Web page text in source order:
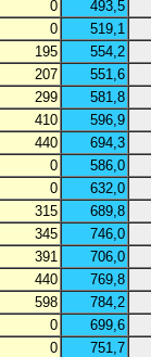
0
493,5
0
519,1
195
554,2
207
551,6
299
581,8
410
596,9
440
694,3
0
586,0
0
632,0
315
689,8
345
746,0
391
706,0
440
769,8
598
784,2
0
699,6
0
751,7